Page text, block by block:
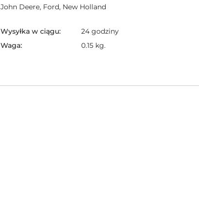
John Deere, Ford, New Holland
Wysyłka w ciągu:
24 godziny
Waga:
0.15 kg.